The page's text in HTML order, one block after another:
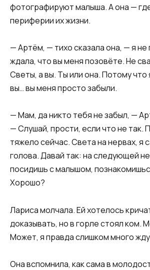
фотографируют малыша. А она —
периферии их жизни.​
​— Артём, — тихо сказала она, — я не
ждала, что вы меня позовёте. Не
Светы, а вы. Ты или она. Потому что
вы… вы меня просто забыли.​
​— Мам, да никто тебя не забыл, —
— Слушай, прости, если что не так.
тяжело сейчас. Света на нервах, я
голова. Давай так: на следующей
посидишь с малышом,
Хорошо?​
​Лариса молчала. Ей хотелось
доказывать, но в горле стоял ком.
Может, я правда слишком много
Она вспомнила, как сама в